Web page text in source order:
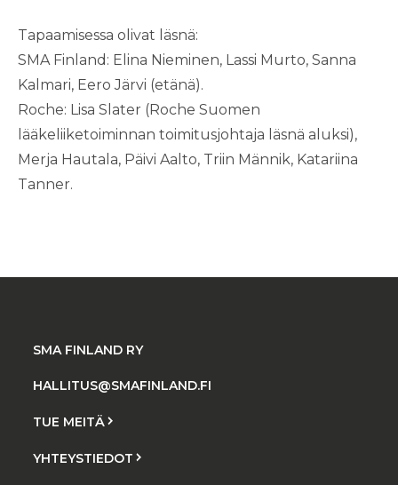
Tapaamisessa olivat läsnä:
SMA Finland: Elina Nieminen, Lassi Murto, Sanna
Kalmari, Eero Järvi (etänä).
Roche: Lisa Slater (Roche Suomen
lääkeliiketoiminnan toimitusjohtaja läsnä aluksi),
Merja Hautala, Päivi Aalto, Triin Männik, Katariina
Tanner.
SMA FINLAND RY
HALLITUS@SMAFINLAND.FI
TUE MEITÄ
YHTEYSTIEDOT